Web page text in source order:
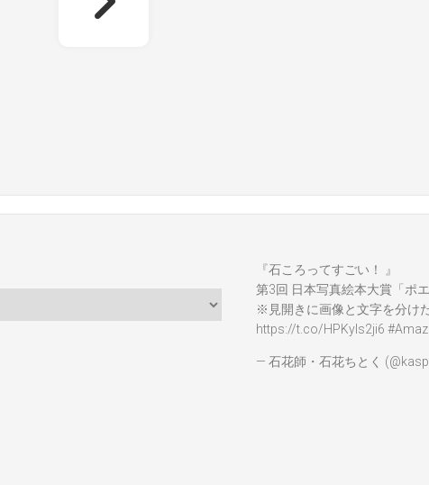
『石ころってすごい！ 』
第3回 日本写真絵本大賞「ポ
※見開きに画像と文字を分け
https://t.co/HPKyIs2ji6
— 石花師・石花ちとく